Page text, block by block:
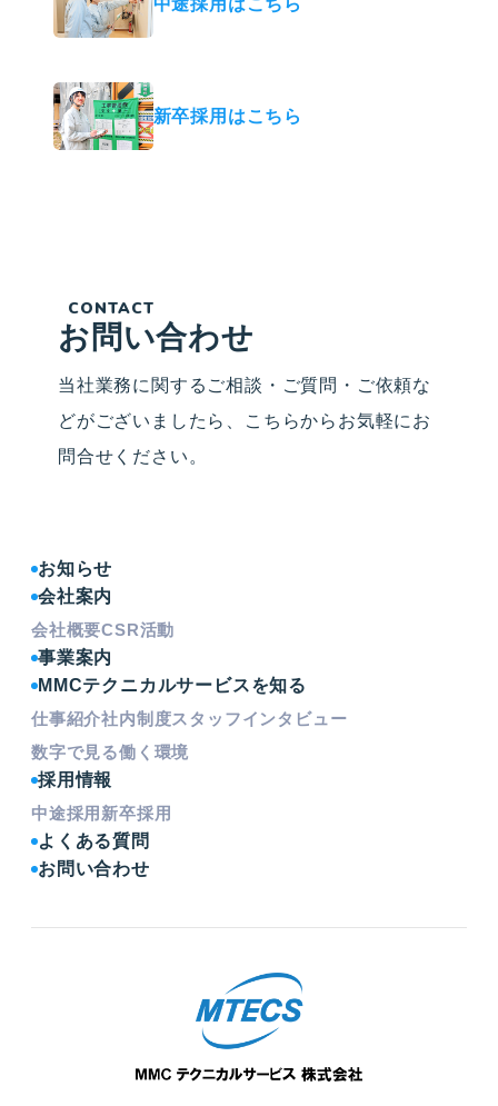
新卒採用はこちら
CONTACT
お問い合わせ
当社業務に関するご相談・ご質問・ご依頼な
どがございましたら、こちらからお気軽にお
問合せください。
お知らせ
会社案内
会社概要CSR活動
事業案内
MMCテクニカルサービスを知る
仕事紹介社内制度スタッフインタビュー
数字で見る働く環境
採用情報
中途採用 新卒採用
よくある質問
お問い合わせ